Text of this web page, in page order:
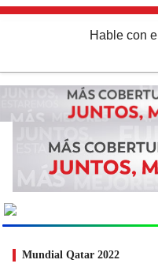
Hable con el
Mundial Qatar 2022